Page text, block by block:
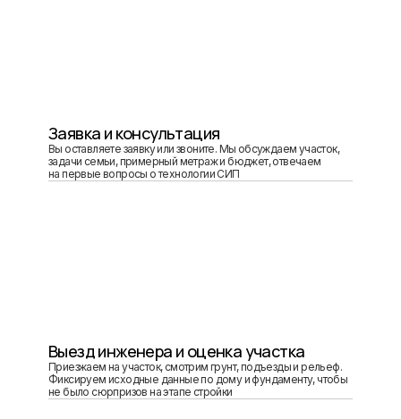
Заявка и консультация
Вы оставляете заявку или звоните. Мы обсуждаем участок,
задачи семьи, примерный метраж и бюджет, отвечаем
на первые вопросы о технологии СИП
Выезд инженера и оценка участка
Приезжаем на участок, смотрим грунт, подъезды и рельеф.
Фиксируем исходные данные по дому и фундаменту, чтобы
не было сюрпризов на этапе стройки